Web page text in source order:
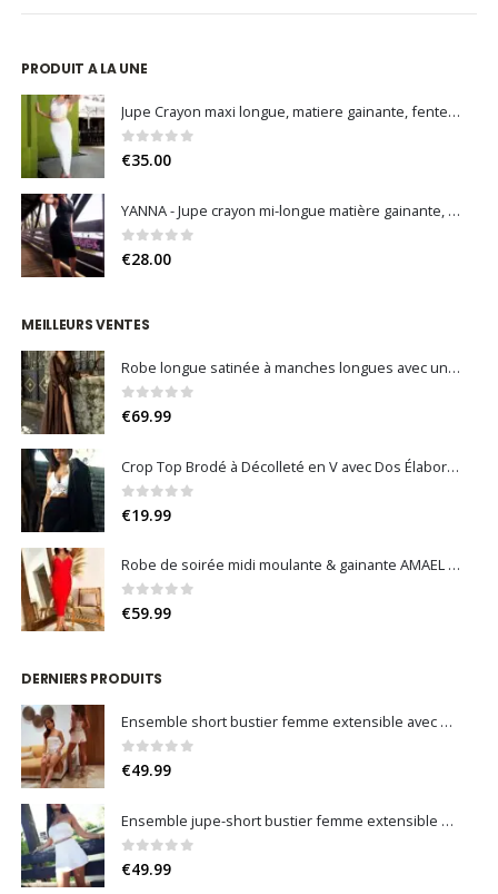
PRODUIT A LA UNE
Jupe Crayon maxi longue, matiere gainante, fente sur le côté (Noir / Blanc)
0sur 5
€35.00
YANNA - Jupe crayon mi-longue matière gainante, fente arrière et fermeture invisible (Noir / Bleu Nuit / Bleu Roi)
0sur 5
€28.00
MEILLEURS VENTES
Robe longue satinée à manches longues avec une grande fente
0sur 5
€69.99
Crop Top Brodé à Décolleté en V avec Dos Élaboré et Coquilles Intégrées
0 sur 5
€19.99
Robe de soirée midi moulante & gainante AMAEL – Élégance sculptante & dos nu croisé
0sur 5
€59.99
DERNIERS PRODUITS
Ensemble short bustier femme extensible avec boutons dorés – Maëra
0 sur 5
€49.99
Ensemble jupe-short bustier femme extensible avec dentelle – Sevara
0 sur 5
€49.99